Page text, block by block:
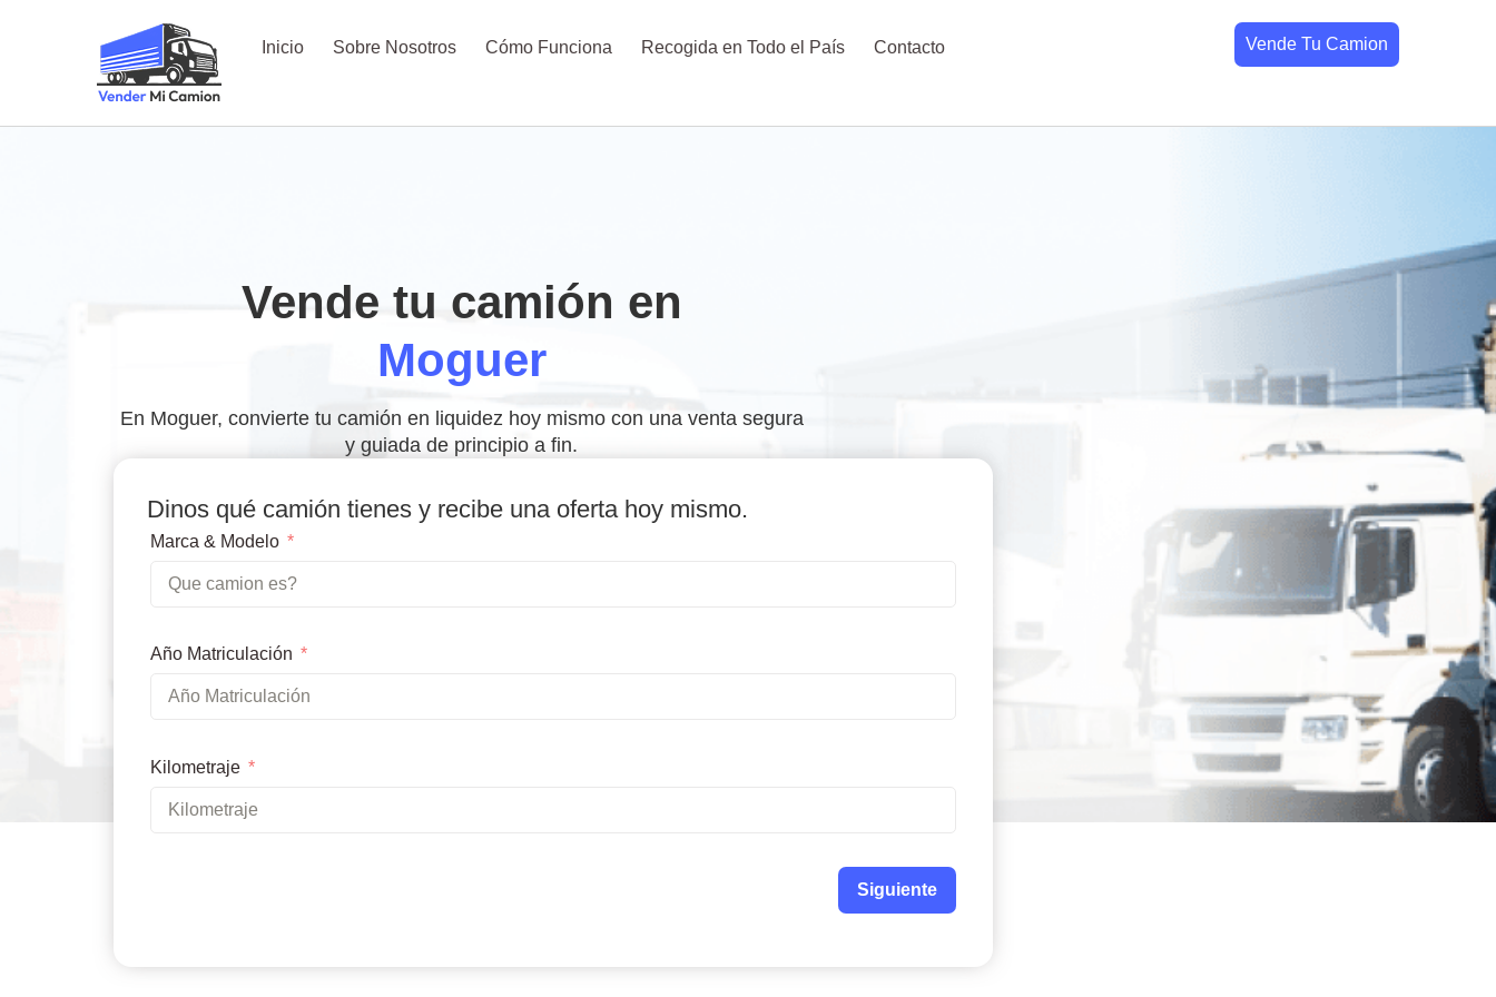
Inicio Sobre Nosotros Cómo Funciona Recogida en Todo el País Contacto Vende Tu Camion
Vende tu camión en
Moguer
En Moguer, convierte tu camión en liquidez hoy mismo con una venta segura
y guiada de principio a fin.
Dinos qué camión tienes y recibe una oferta hoy mismo.
Marca & Modelo
Año Matriculación
Kilometraje
Siguiente